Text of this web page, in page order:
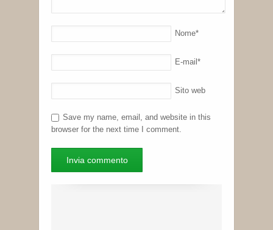
Nome*
E-mail *
Sito web
Save my name, email, and website in this
browser for the next time I comment.